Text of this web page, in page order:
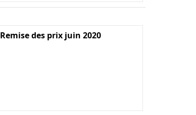
Remise des prix juin 2020